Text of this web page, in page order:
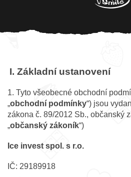
I. Základní ustanovení
1. Tyto všeobecné obchodní
„obchodní podmínky“) jsou
zákona č. 89/2012 Sb., občanský
„občanský zákoník“)
Ice invest spol. s r.o.
IČ: 29189918